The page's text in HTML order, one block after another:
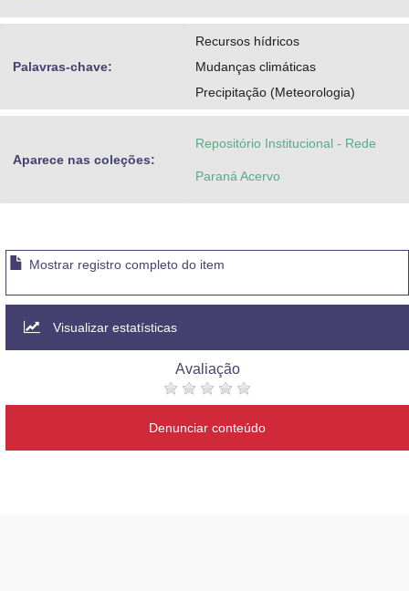
Palavras-chave:
Recursos hídricos
Mudanças climáticas
Precipitação (Meteorologia)
Aparece nas coleções:
Repositório Institucional - Rede
Paraná Acervo
Mostrar registro completo do item
Visualizar estatísticas
Avaliação
Denunciar conteúdo